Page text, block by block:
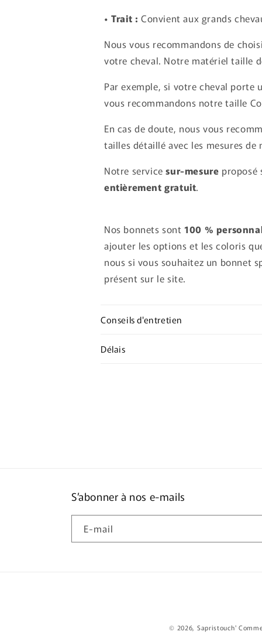
• Trait : Convient aux grands
Nous vous recommandons de
votre cheval. Notre matériel taille
Par exemple, si votre cheval porte
vous recommandons notre taille
En cas de doute, nous vous
tailles détaillé avec les mesures de
Notre servicesur-mesure proposé
entièrement gratuit.
Nos bonnets sont100 %
ajouter les options et les coloris
nous si vous souhaitez un bonnet
présent sur le site.
Conseils d'entretien
Délais
S’abonner à nos e-mails
E-mail
© 2026, Sapristouch'